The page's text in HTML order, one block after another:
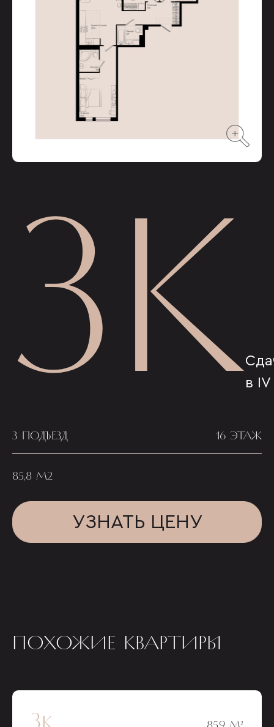
3Кв
3 ПОДЪЕЗД 16 ЭТАЖ
85,8 М2
УЗНАТЬ ЦЕНУ
ПОХОЖИЕ КВАРТИРЫ
3к